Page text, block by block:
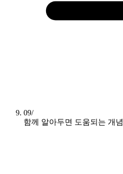
09/
함께 알아두면 도움되는 개념